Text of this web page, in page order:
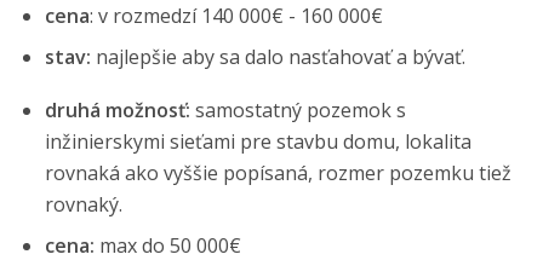
cena: v rozmedzí 140 000€ - 160 000€
stav: najlepšie aby sa dalo nasťahovať a bývať.
druhá možnosť: samostatný pozemok s
inžinierskymi sieťami pre stavbu domu, lokalita
rovnaká ako vyššie popísaná, rozmer pozemku tiež
rovnaký.
cena: max do 50 000€